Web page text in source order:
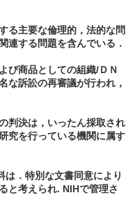
る主要な倫理的，法的な問
連する問題を含んでいる．
び商品としての組織/ＤＮ
な訴訟の再審議が行われ，
判決は，いったん採取され
究を行っている機関に属す
は．特別な文書同意により
と考えられ. NIHで管理さ